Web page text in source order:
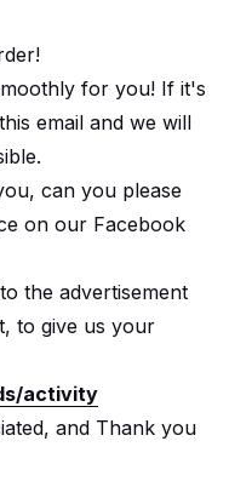
for you! If it's
email and we will
can you please
on our Facebook
the advertisement
to give us your
activity
and Thank you